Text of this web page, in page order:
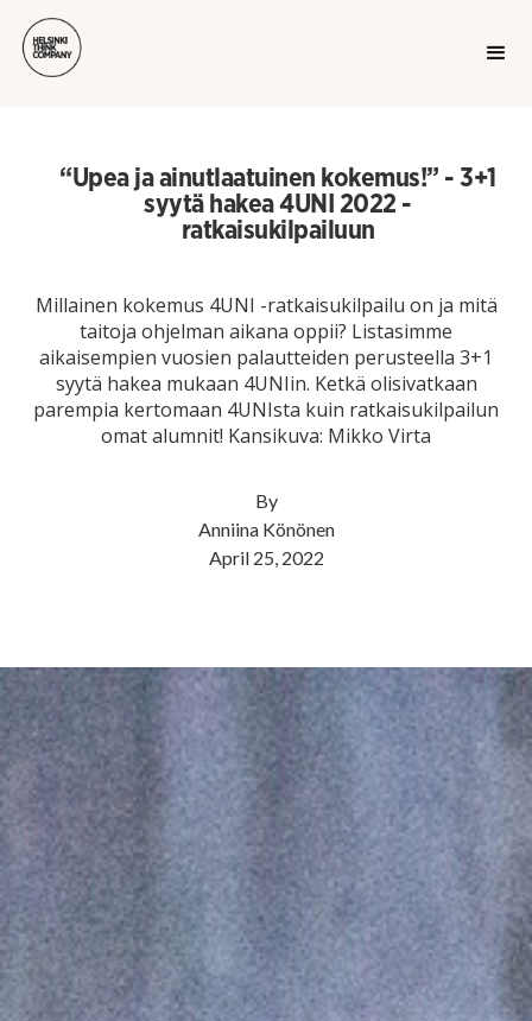
“Upea ja ainutlaatuinen kokemus!” - 3+1
syytä hakea 4UNI 2022 -
ratkaisukilpailuun
Millainen kokemus 4UNI -ratkaisukilpailu on ja mitä
taitoja ohjelman aikana oppii? Listasimme
aikaisempien vuosien palautteiden perusteella 3+1
syytä hakea mukaan 4UNIin. Ketkä olisivatkaan
parempia kertomaan 4UNIsta kuin ratkaisukilpailun
omat alumnit! Kansikuva: Mikko Virta
By
Anniina Könönen
April 25, 2022